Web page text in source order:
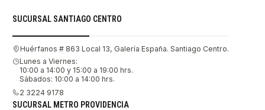
SUCURSAL SANTIAGO CENTRO
Huérfanos # 863 Local 13, Galería España. Santiago Centro.
Lunes a Viernes:
10:00 a 14:00 y 15:00 a 19:00 hrs.
Sábados: 10:00 a 14:00 hrs.
2 3224 9178
SUCURSAL METRO PROVIDENCIA